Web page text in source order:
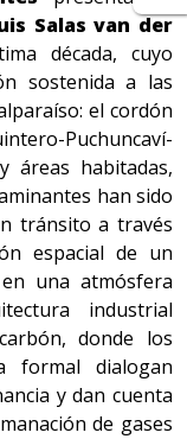
Salas van der
década, cuyo
sostenida a las
el cordón
Puchuncaví-
áreas habitadas,
han sido
tránsito a través
espacial de un
una atmósfera
industrial
donde los
formal dialogan
y dan cuenta
de gases